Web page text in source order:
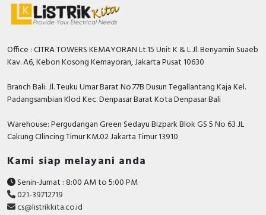
60947-2 untuk pemutus arus dan IEC 60947-3
untuk pemisah arus.
Pemantauan terintegrasi untuk efisiensi energi
Unit trip mengintegrasikan pemantauan arus
dan tegangan
Pemasangan yang mulus
ACB EasyPact MVS Schneider Electric cocok untuk
sebagian besar aplikasi perlindungan, pengukuran,
pemantauan dalam aplikasi standar :
Bangunan komersial
Lokasi industry
Utilitas dan distribusi listrik
Office : CITRA TOWERS KEMAYORAN Lt.15 Unit K & L Jl. Benyamin Suaeb
Kav. A6, Kebon Kosong Kemayoran, Jakarta Pusat 10630
Branch Bali: Jl. Teuku Umar Barat No.77B Dusun Tegallantang Kaja Kel.
Padangsambian Klod Kec. Denpasar Barat Kota Denpasar Bali
Warehouse: Pergudangan Green Sedayu Bizpark Blok GS 5 No 63 JL
Cakung CIlincing Timur KM.02 Jakarta Timur 13910
Kami siap melayani anda
Senin-Jumat : 8:00 AM to 5:00 PM
021-39712719
cs@listrikkita.co.id